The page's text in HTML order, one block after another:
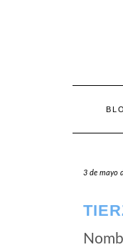
3 de mayo